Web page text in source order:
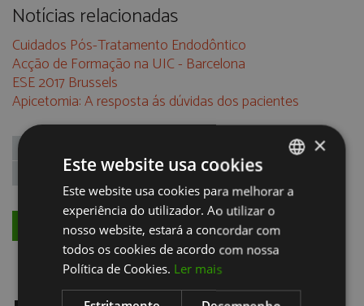
Notícias relacionadas
Cuidados Pós-Tratamento Endodôntico
Acção de Formação na UIC - Barcelona
ESE 2017 Brussels
Apicetomia: A resposta ás dúvidas dos pacientes
microcirurgia apical
tratamentos minimamente invasivos
VOLTAR
PORTUGUESE
ENGLISH
×
Este website usa cookies
Este website usa cookies para melhorar a
experiência do utilizador. Ao utilizar o
nosso website, estará a concordar com
todos os cookies de acordo com nossa
Política de Cookies. Ler mais